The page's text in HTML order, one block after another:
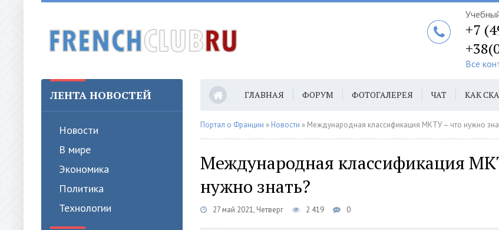
+7
Все
ЛЕНТА НОВОСТЕЙ
Новости
В мире
Экономика
Политика
Технологии
ГЛАВНАЯ ФОРУМ ФОТОГАЛЕРЕЯ ЧАТ КАК
КОНТАКТЫ
Портал о Франции » Новости » Международная классификация МКТУ – что нужно
Международная классификация
нужно знать?
27 май 2021, Четверг 2 419 0